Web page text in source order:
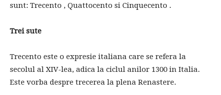
sunt: ​​Trecento , Quattocento si Cinquecento .
Trei sute
Trecento este o expresie italiana care se refera la
secolul al XIV-lea, adica la ciclul anilor 1300 in Italia.
Este vorba despre trecerea la plena Renastere.